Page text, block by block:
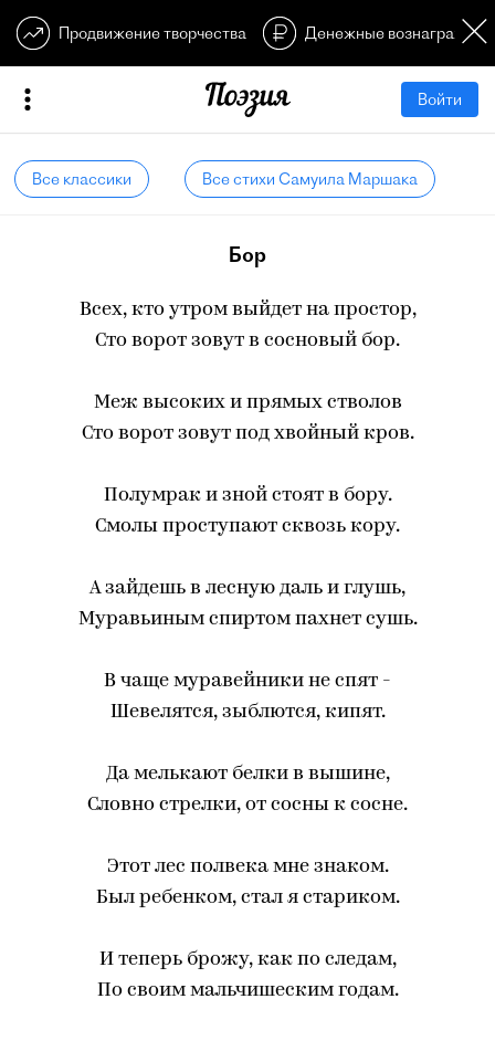
Продвижение творчества Денежные
Войти
Все классики Все стихи Самуила Маршака
Бор
Всех, кто утром выйдет на простор,
Сто ворот зовут в сосновый бор.
Меж высоких и прямых стволов
Сто ворот зовут под хвойный кров.
Полумрак и зной стоят в бору.
Смолы проступают сквозь кору.
А зайдешь в лесную даль и глушь,
Муравьиным спиртом пахнет сушь.
В чаще муравейники не спят -
Шевелятся, зыблются, кипят.
Да мелькают белки в вышине,
Словно стрелки, от сосны к сосне.
Этот лес полвека мне знаком.
Был ребенком, стал я стариком.
И теперь брожу, как по следам,
По своим мальчишеским годам.